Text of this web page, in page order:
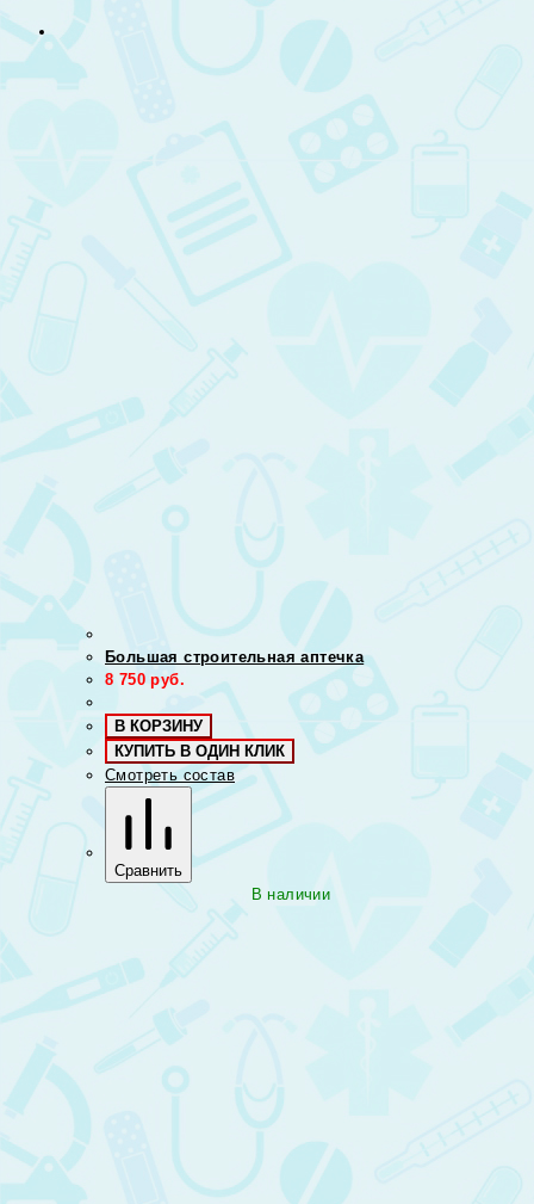
Большая строительная аптечка
8 750 руб.
В КОРЗИНУ
КУПИТЬ В ОДИН КЛИК
Смотреть состав
Сравнить
В наличии